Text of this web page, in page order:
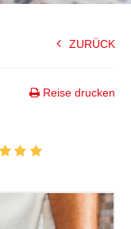
ZURÜCK
Reise drucken